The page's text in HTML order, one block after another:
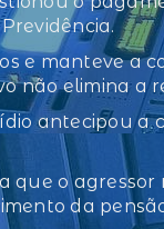
e manteve a
não elimina a
antecipou
o agressor
da